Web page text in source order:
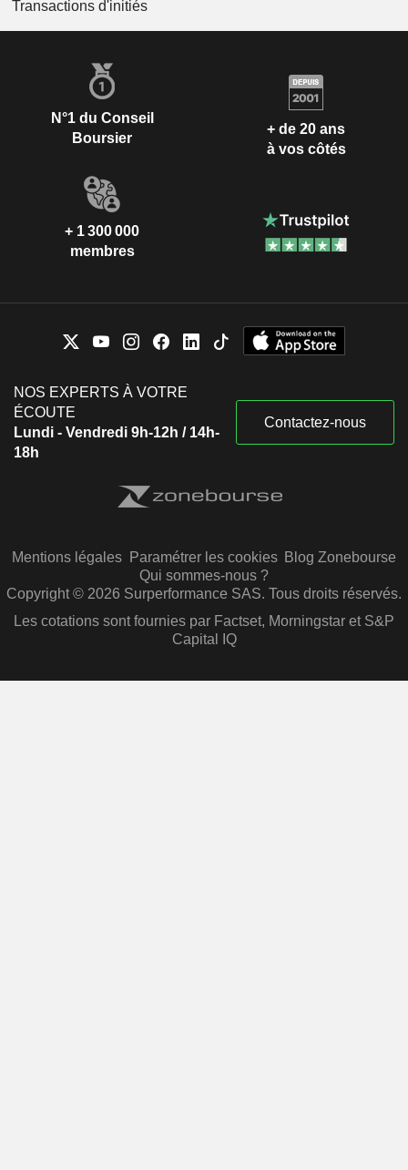
Transactions d'initiés
N°1 du Conseil
Boursier
+ de 20 ans
à vos côtés
+ 1 300 000
membres
NOS EXPERTS À VOTRE
ÉCOUTE
Lundi - Vendredi 9h-12h / 14h-
18h
Contactez-nous
Mentions légales Paramétrer les cookies Blog Zonebourse
Qui sommes-nous ?
Copyright © 2026 Surperformance SAS. Tous droits réservés.
Les cotations sont fournies par Factset, Morningstar et S&P
Capital IQ